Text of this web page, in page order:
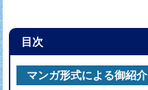
目次
マンガ形式による御紹介